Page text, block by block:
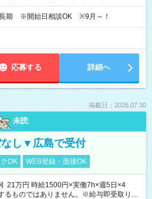
期 ※開始日相談OK ※9月～！
応募する 詳細へ
掲載日：2026.07.30
未読
し▼広島で受付
OK WEB登録・面接OK
21万円 時給1500円×実働7h×週5日×4
ものではありません。※給与即受取りサ